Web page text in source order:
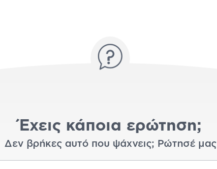
Έχεις κάποια ερώτηση;
Δεν βρήκες αυτό που ψάχνεις; Ρώτησέ μας